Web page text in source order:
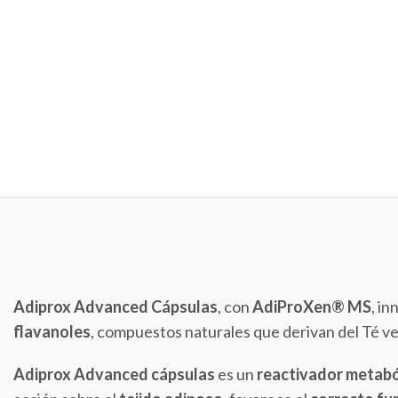
Adiprox Advanced Cápsulas, conAdiProXen® MS,
flavanoles, compuestos naturales que derivan del Té
Adiprox Advanced cápsulas es un reactivador